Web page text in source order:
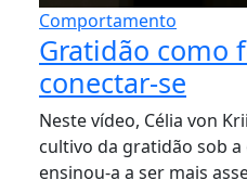
Comportamento
Gratidão como
conectar-se
Neste vídeo, Célia von
cultivo da gratidão sob
ensinou-a a ser mais